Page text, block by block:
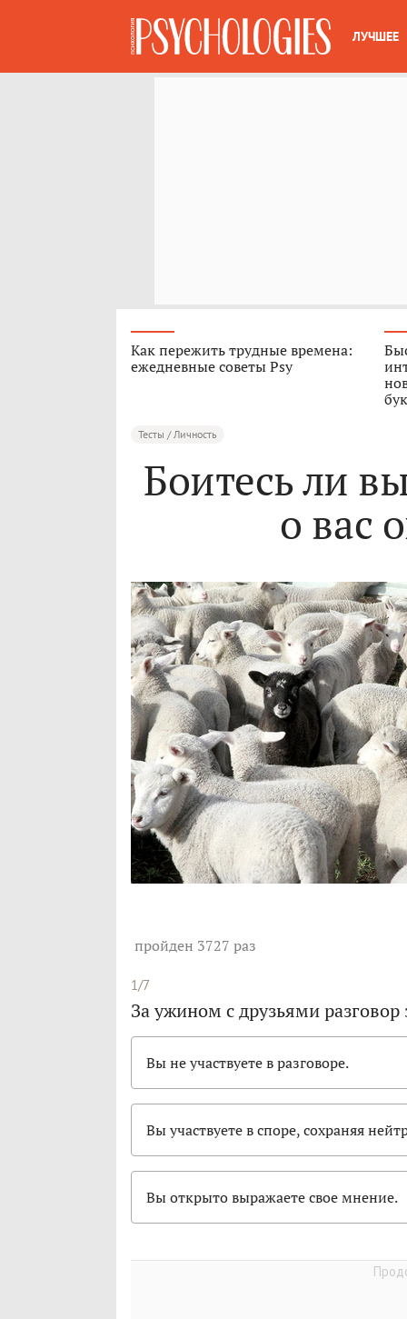
ЛУЧШЕЕ
Как пережить трудные времена:
ежедневные советы Psy
Тесты / Личность
Боитесь ли
о вас
пройден 3727 раз
1/7
За ужином с друзьями
Вы не участвуете в разговоре.
Вы участвуете в споре, сохраняя
Вы открыто выражаете свое мнение.